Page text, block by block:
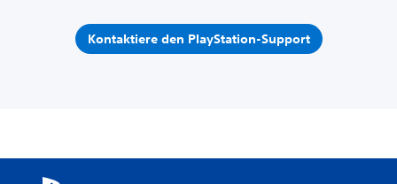
Kontaktiere den PlayStation-Support